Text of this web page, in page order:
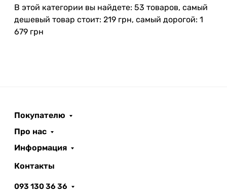
В этой категории вы найдете: 53 товаров, самый
дешевый товар стоит: 219 грн, самый дорогой: 1
679 грн
Покупателю
Про нас
Информация
Контакты
093 130 36 36